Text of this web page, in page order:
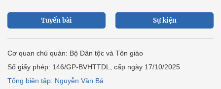
Tuyến bài Sự kiện
Cơ quan chủ quản: Bộ Dân tộc và Tôn giáo
Số giấy phép: 146/GP-BVHTTDL, cấp ngày 17/10/2025
Tổng biên tập: Nguyễn Văn Bá